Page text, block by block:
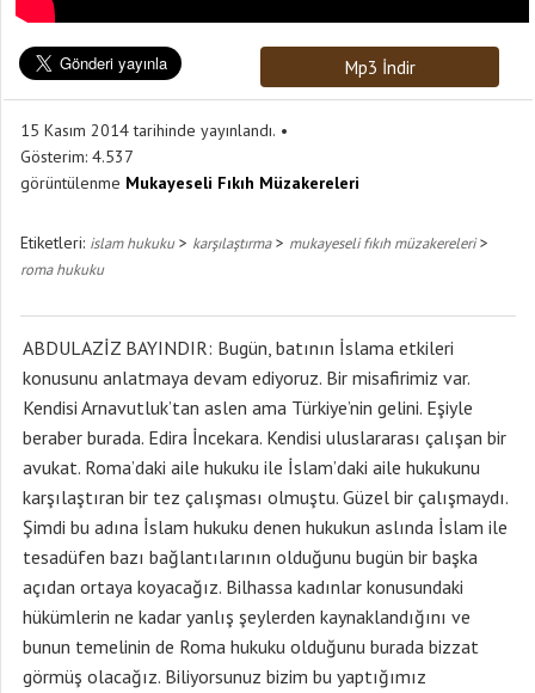
Mp3 İndir
15 Kasım 2014 tarihinde yayınlandı.
Gösterim: 4.537
görüntülenme Mukayeseli Fıkıh Müzakereleri
Etiketleri: islam hukuku> karşılaştırma> mukayeseli fıkıh müzakereleri>
roma hukuku
ABDULAZİZ BAYINDIR: Bugün, batının İslama etkileri
konusunu anlatmaya devam ediyoruz. Bir misafirimiz var.
Kendisi Arnavutluk’tan aslen ama Türkiye’nin gelini. Eşiyle
beraber burada. Edira İncekara. Kendisi uluslararası çalışan bir
avukat. Roma’daki aile hukuku ile İslam’daki aile hukukunu
karşılaştıran bir tez çalışması olmuştu. Güzel bir çalışmaydı.
Şimdi bu adına İslam hukuku denen hukukun aslında İslam ile
tesadüfen bazı bağlantılarının olduğunu bugün bir başka
açıdan ortaya koyacağız. Bilhassa kadınlar konusundaki
hükümlerin ne kadar yanlış şeylerden kaynaklandığını ve
bunun temelinin de Roma hukuku olduğunu burada bizzat
görmüş olacağız. Biliyorsunuz bizim bu yaptığımız